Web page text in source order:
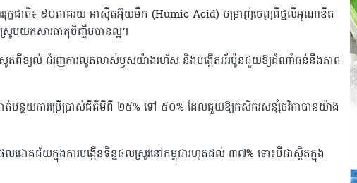
រុក្ខជាតិ៖ ៩០ភាគរយ អាស៊ីតអ៊ុយមឺក (Humic Acid) ចម្រាញ់ចេញពីថ្មលីអូណាឌីត
រូបយកសារធាតុចិញ្ចឹមបានល្អ។
តពីខ្យល់ ជំរុញការលូតលាស់ឫសយ៉ាងរហ័ស និងបង្កើតអ័រម៉ូនជួយឱ្យដំណាំធន់នឹងភាព
ាត់បន្ថយការប្រើប្រាស់ជីគីមីពី ២៥% ទៅ ៥០% ដែលជួយឱ្យកសិករសន្សំថវិកាបានយ៉ាង
លជោគជ័យក្នុងការបង្កើនទិន្នផលស្រូវនៅកម្ពុជារហូតដល់ ៣៧% ទោះបីជាស្ថិតក្នុង